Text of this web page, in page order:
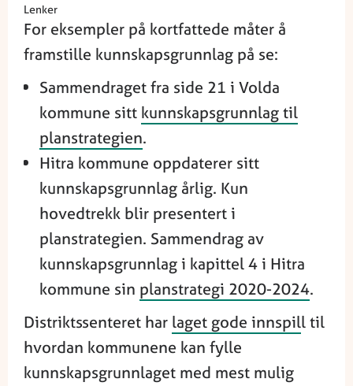
Lenker
For eksempler på kortfattede måter å
framstille kunnskapsgrunnlag på se:
Sammendraget fra side 21 i Volda
kommune sitt kunnskapsgrunnlag til
planstrategien.
Hitra kommune oppdaterer sitt
kunnskapsgrunnlag årlig. Kun
hovedtrekk blir presentert i
planstrategien. Sammendrag av
kunnskapsgrunnlag i kapittel 4 i Hitra
kommune sin planstrategi 2020-2024.
Distriktssenteret har laget gode innspill til
hvordan kommunene kan fylle
kunnskapsgrunnlaget med mest mulig